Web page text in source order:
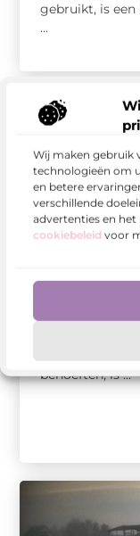
Wij maken gebruik
technologieën om
en betere
verschillende
advertenties en het
cookiebeleid voor
gebruikt, is
...
Bedrijven
Maatwerk
voor succes
Als het gaat
behoeften, is ...